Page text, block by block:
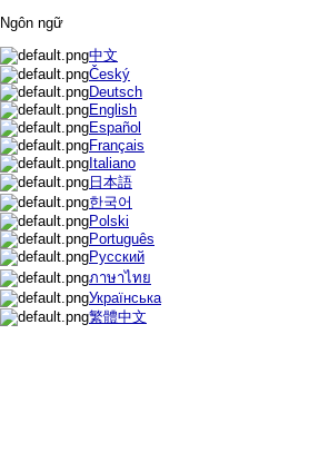
Ngôn ngữ
中文
Český
Deutsch
English
Español
Français
Italiano
日本語
한국어
Polski
Português
Русский
ภาษาไทย
Українська
繁體中文